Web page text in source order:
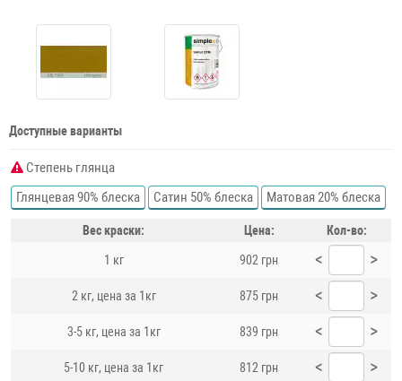
Доступные варианты
Степень глянца
Глянцевая 90% блеска
Сатин 50% блеска Матовая 20% блеска
Вес краски: Цена: Кол-во:
1 кг 902 грн < >
2 кг, цена за 1кг 875 грн < >
3-5 кг, цена за 1кг 839 грн < >
5-10 кг, цена за 1кг 812 грн < >